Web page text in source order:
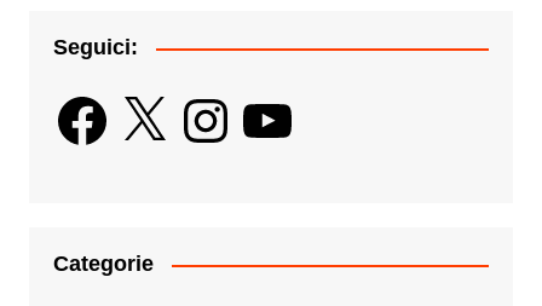
Seguici:
Facebook
X InstagramYouTube
Categorie